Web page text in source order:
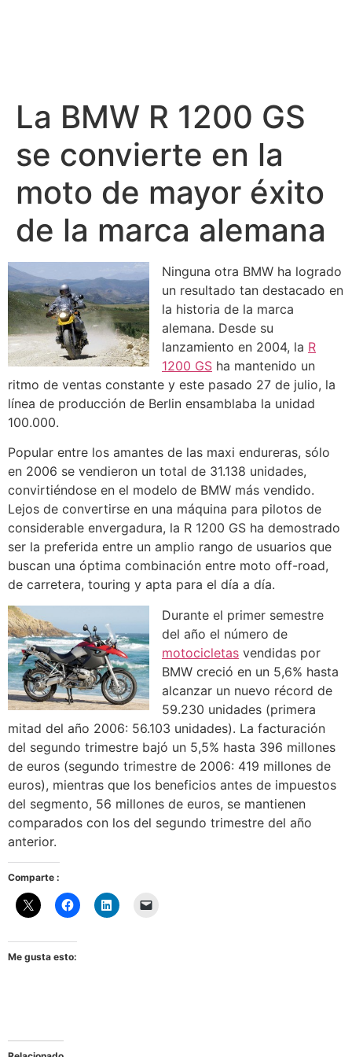
La BMW R 1200 GS
se convierte en la
moto de mayor éxito
de la marca alemana
Ninguna otra BMW ha logrado
un resultado tan destacado en
la historia de la marca
alemana. Desde su
lanzamiento en 2004, la R
1200 GS ha mantenido un
ritmo de ventas constante y este pasado 27 de julio, la
línea de producción de Berlin ensamblaba la unidad
100.000.
Popular entre los amantes de las maxi endureras, sólo
en 2006 se vendieron un total de 31.138 unidades,
convirtiéndose en el modelo de BMW más vendido.
Lejos de convertirse en una máquina para pilotos de
considerable envergadura, la R 1200 GS ha demostrado
ser la preferida entre un amplio rango de usuarios que
buscan una óptima combinación entre moto off-road,
de carretera, touring y apta para el día a día.
Durante el primer semestre
del año el número de
motocicletas vendidas por
BMW creció en un 5,6% hasta
alcanzar un nuevo récord de
59.230 unidades (primera
mitad del año 2006: 56.103 unidades). La facturación
del segundo trimestre bajó un 5,5% hasta 396 millones
de euros (segundo trimestre de 2006: 419 millones de
euros), mientras que los beneficios antes de impuestos
del segmento, 56 millones de euros, se mantienen
comparados con los del segundo trimestre del año
anterior.
Comparte :
Me gusta esto: